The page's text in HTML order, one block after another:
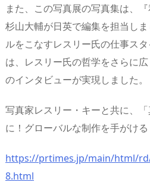
また、この写真展の写真集は、
杉山大輔が日英で編集を担当し
ルをこなすレスリー氏の仕事ス
は、レスリー氏の哲学をさらに
のインタビューが実現しました。
写真家レスリー・キーと共に、
に！グローバルな制作を手がけ
https://prtimes.jp/main/html/
8.html